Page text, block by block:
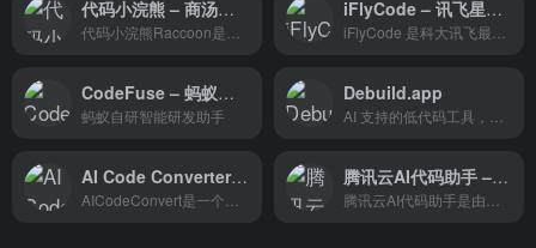
代码小浣熊 – 商汤科技推出的智能AI编程助手 iFlyCode – 讯飞星火认知大模型智能编程助手
CodeFuse – 蚂蚁自研代码生成专属大模型
蚂蚁自研智能研发助手
Debuild.app
AI Code Converter – 代码转换器 腾讯云AI代码助手 – 腾讯推出的AI编程辅助工具